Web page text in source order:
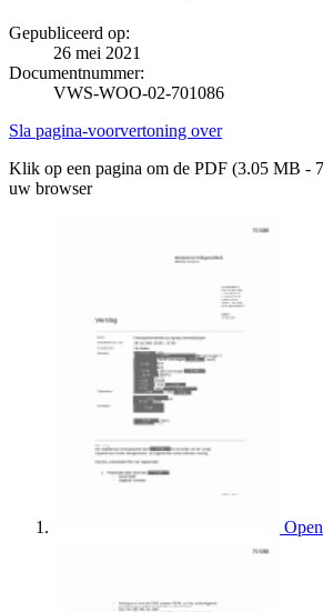
Gepubliceerd op:
26 mei 2021
Documentnummer:
VWS-WOO-02-701086
Sla pagina-voorvertoning over
Klik op een pagina om de PDF (3.05 MB -
uw browser